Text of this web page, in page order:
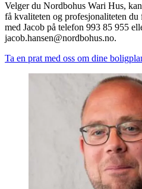
Velger du Nordbohus Wari Hus,
få kvaliteten og profesjonaliteten
med Jacob på telefon 993 85 955
jacob.hansen@nordbohus.no.
Ta en prat med oss om dine